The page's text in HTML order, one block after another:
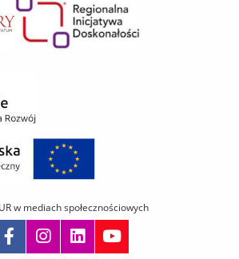
w mediach społecznościowych